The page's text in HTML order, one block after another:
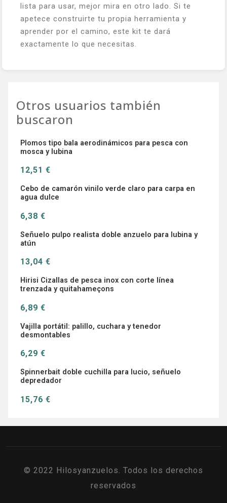
lista para usar, mejor mira en otro lado. Si te
apetece construirte tu propia herramienta y
aprender por el camino, este kit te dará
exactamente lo que necesitas.
Otros usuarios también
buscaron
Plomos tipo bala aerodinámicos para pesca con
mosca y lubina
12,51 €
Cebo de camarón vinilo verde claro para carpa en
agua dulce
6,38 €
Señuelo pulpo realista doble anzuelo para lubina y
atún
13,04 €
Hirisi Cizallas de pesca inox con corte línea
trenzada y quitahameçons
6,89 €
Vajilla portátil: palillo, cuchara y tenedor
desmontables
6,29 €
Spinnerbait doble cuchilla para lucio, señuelo
depredador
15,76 €
© 2022 Hilosyanzuelos. Todos los derechos
reservados